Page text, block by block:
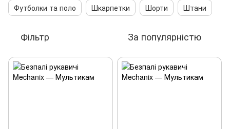
Футболки та поло
Шкарпетки Шорти Штани
Фільтр За популярністю